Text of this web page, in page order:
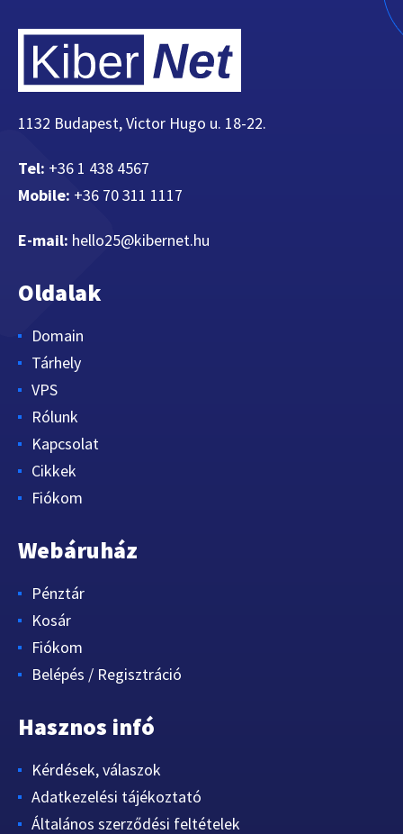
1132 Budapest, Victor Hugo u. 18-22.
Tel: +36 1 438 4567
Mobile: +36 70 311 1117
E-mail: hello25@kibernet.hu
Oldalak
Domain
Tárhely
VPS
Rólunk
Kapcsolat
Cikkek
Fiókom
Webáruház
Pénztár
Kosár
Fiókom
Belépés / Regisztráció
Hasznos infó
Kérdések, válaszok
Adatkezelési tájékoztató
Általános szerződési feltételek